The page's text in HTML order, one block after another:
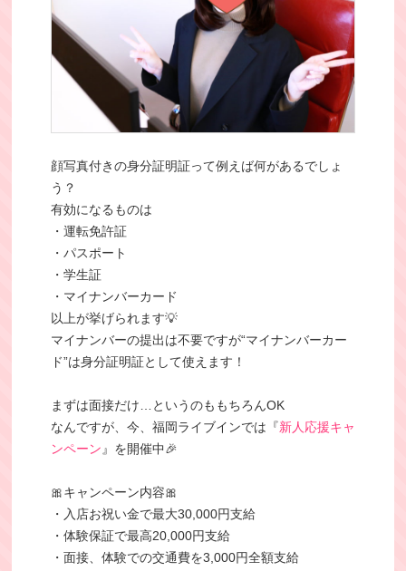
顔写真付きの身分証明証って例えば何があるでしょ
う？
有効になるものは
・運転免許証
・パスポート
・学生証
・マイナンバーカード
以上が挙げられます💡
マイナンバーの提出は不要ですが“マイナンバーカー
ド”は身分証明証として使えます！
まずは面接だけ…というのももちろんOK
なんですが、今、福岡ライブインでは『新人応援キャ
ンペーン』を開催中🎉
🎀キャンペーン内容🎀
・入店お祝い金で最大30,000円支給
・体験保証で最高20,000円支給
・面接、体験での交通費を3,000円全額支給